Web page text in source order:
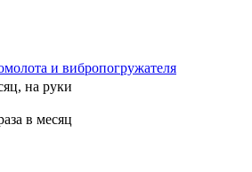
и вибропогружателя
на руки
в месяц